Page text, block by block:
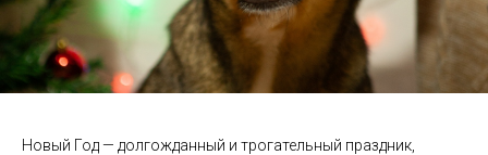
Новый Год — долгожданный и трогательный праздник,